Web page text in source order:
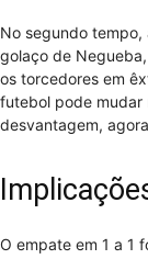
No segundo tempo,
golaço de
os torcedores em
futebol pode mudar
desvantagem,
O empate em 1 a 1